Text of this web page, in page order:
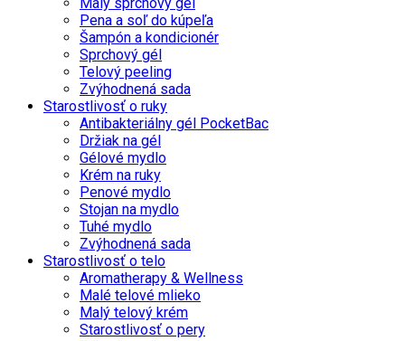
Pena a soľ do kúpeľa
Šampón a kondicionér
Sprchový gél
Telový peeling
Zvýhodnená sada
Starostlivosť o ruky
Antibakteriálny gél PocketBac
Držiak na gél
Gélové mydlo
Krém na ruky
Penové mydlo
Stojan na mydlo
Tuhé mydlo
Zvýhodnená sada
Starostlivosť o telo
Aromatherapy & Wellness
Malé telové mlieko
Malý telový krém
Starostlivosť o pery